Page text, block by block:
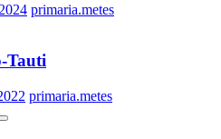
primaria.metes
Tauti
primaria.metes